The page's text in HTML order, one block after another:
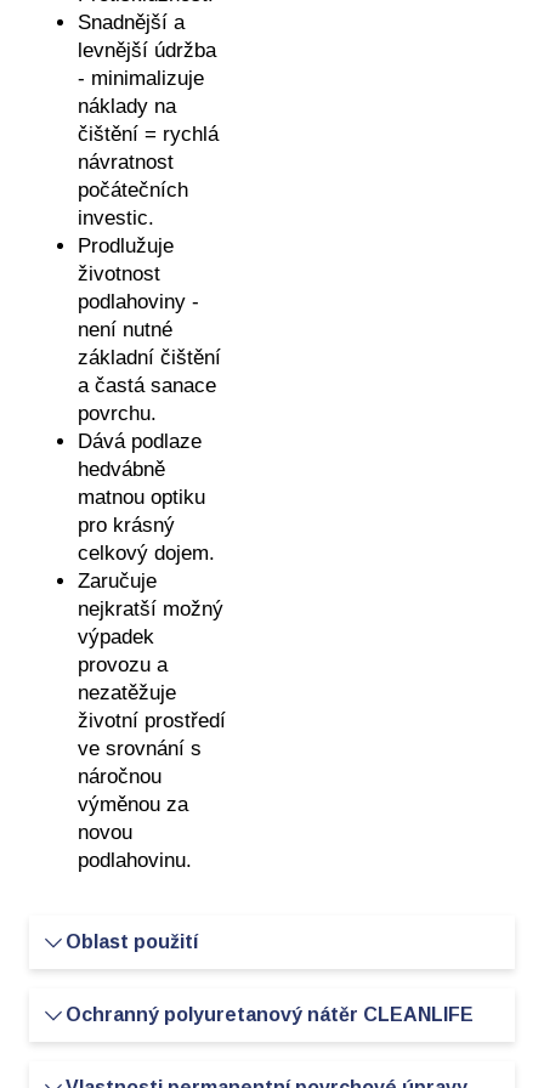
Snadnější a
levnější údržba
- minimalizuje
náklady na
čištění = rychlá
návratnost
počátečních
investic.
Prodlužuje
životnost
podlahoviny -
není nutné
základní čištění
a častá sanace
povrchu.
Dává podlaze
hedvábně
matnou optiku
pro krásný
celkový dojem.
Zaručuje
nejkratší možný
výpadek
provozu a
nezatěžuje
životní prostředí
ve srovnání s
náročnou
výměnou za
novou
podlahovinu.
Oblast použití
Nemocnice, lékařské praxe, domovy pro
seniory, kadeřnické salony, autosalony, kanceláře.
Ochranný polyuretanový nátěr CLEANLIFE